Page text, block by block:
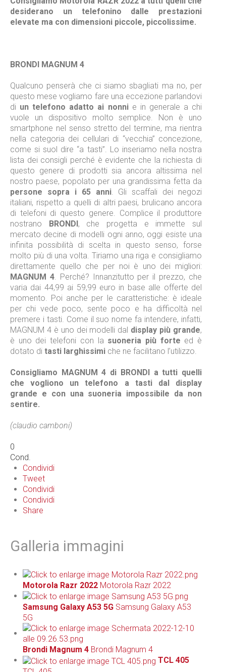
desiderano un telefonino dalle prestazioni
elevate ma con dimensioni piccole, piccolissime.
BRONDI MAGNUM 4
Qualcuno penserà che ci siamo sbagliati ma no, per
questo mese vogliamo fare una eccezione parlandovi
di un telefono adatto ai nonni e in generale a chi
vuole un dispositivo molto semplice. Non è uno
smartphone nel senso stretto del termine, ma rientra
nella categoria dei cellulari di “vecchia” concezione,
come si suol dire “a tasti”. Lo inseriamo nella nostra
lista dei consigli perché è evidente che la richiesta di
questo genere di prodotti sia ancora altissima nel
nostro paese, popolato per una grandissima fetta da
persone sopra i 65 anni. Gli scaffali dei negozi
italiani, rispetto a quelli di altri paesi, brulicano ancora
di telefoni di questo genere. Complice il produttore
nostrano
BRONDI , che progetta e immette sul
mercato decine di modelli ogni anno, oggi esiste una
infinita possibilità di scelta in questo senso, forse
molto più di una volta. Tiriamo una riga e consigliamo
direttamente quello che per noi è uno dei migliori:
MAGNUM 4. Perché? Innanzitutto per il prezzo, che
varia dai 44,99 ai 59,99 euro in base alle offerte del
momento. Poi anche per le caratteristiche: è ideale
per chi vede poco, sente poco e ha difficoltà nel
premere i tasti. Come il suo nome fa intendere, infatti,
MAGNUM 4 è uno dei modelli dal display più grande,
è uno dei telefoni con la suoneria più forte ed è
dotato di tasti larghissimi che ne facilitano l’utilizzo.
Consigliamo MAGNUM 4 di BRONDI a tutti quelli
che vogliono un telefono a tasti dal display
grande e con una suoneria impossibile da non
sentire.
(claudio camboni)
0
Cond.
Condividi
Tweet
Condividi
Condividi
Share
Galleria immagini
Motorola Razr 2022 Motorola Razr 2022
Samsung Galaxy A53 5G Samsung Galaxy A53
5G
Brondi Magnum 4 Brondi Magnum 4
TCL 405